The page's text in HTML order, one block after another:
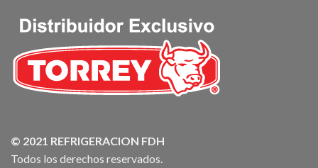
© 2021 REFRIGERACION FDH
Todos los derechos reservados.